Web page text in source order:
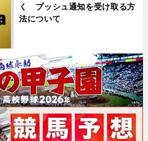
く プッシュ通知を受け取る方
法について